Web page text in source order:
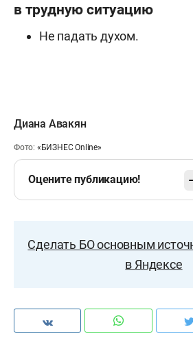
в трудную ситуацию
Не падать духом.
Диана Авакян
Фото: «БИЗНЕС Online»
Оцените публикацию!
Сделать БО основным
в Яндексе